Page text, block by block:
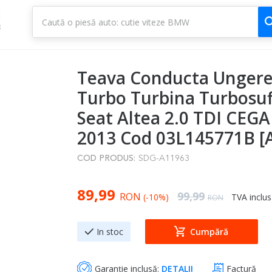
Teava Conducta
Turbo Turbina
Seat Altea 2.0 TDI
2013 Cod 03L145771B
COD PRODUS: SDG-A11963
Special Price
89,99 RON (-10%) Regular Price
99,99 RON TVA inclus
In stoc Cumpără
Garanție inclusă: DETALII Factură